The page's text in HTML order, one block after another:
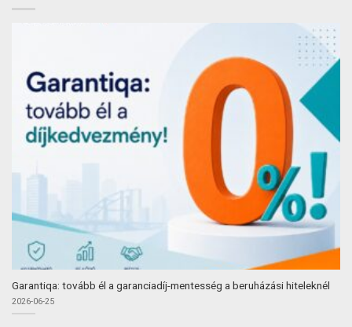
Garantiqa: tovább él a garanciadíj-mentesség a beruházási hiteleknél
2026-06-25